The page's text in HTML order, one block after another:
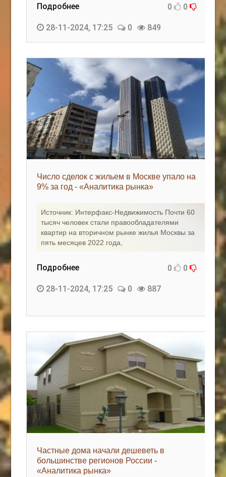
Eltaro-Vrn.ru
@Edgarpo36
Подробнее 0 0
28-11-2024, 17:25 0 849
Число сделок с жильем в Москве упало на
9% за год - «Аналитика рынка»
Источник: Интерфакс-Недвижимость Почти 60
тысяч человек стали правообладателями
квартир на вторичном рынке жилья Москвы за
пять месяцев 2022 года,
Подробнее 0 0
28-11-2024, 17:25 0 887
Частные дома начали дешеветь в
большинстве регионов России -
«Аналитика рынка»